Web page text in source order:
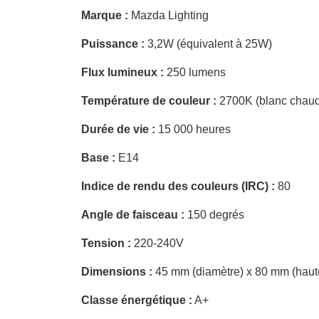
Marque : Mazda Lighting
Puissance : 3,2W (équivalent à 25W)
Flux lumineux : 250 lumens
Température de couleur : 2700K (blanc
Durée de vie : 15 000 heures
Base : E14
Indice de rendu des couleurs (IRC) : 80
Angle de faisceau : 150 degrés
Tension : 220-240V
Dimensions : 45 mm (diamètre) x 80 mm
Classe énergétique : A+